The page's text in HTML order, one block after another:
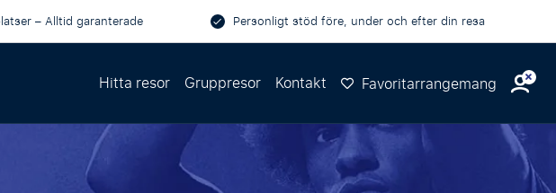
– Alltid garanterade Personligt stöd före, under och efter din resa
Hitta resor Gruppresor Kontakt Favoritarrangemang